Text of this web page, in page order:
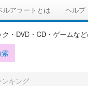
ルアラートとは ヘルプ
・DVD・CD・ゲームな
索
ンキング